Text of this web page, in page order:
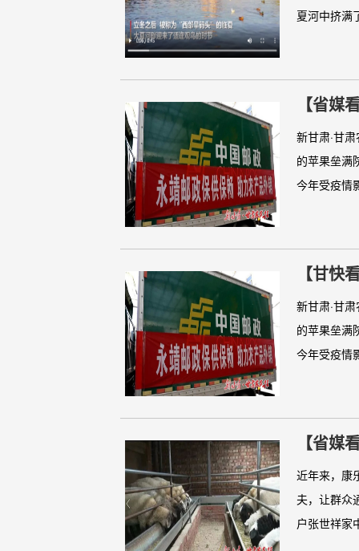
夏河中挤满
【省媒
新甘肃·甘
的苹果垒满
今年受疫情
【甘快
新甘肃·甘
的苹果垒满
今年受疫情
【省媒
近年来，康
夫，让群众
户张世祥家